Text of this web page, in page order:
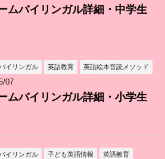
ムバイリンガル詳細・中学生
イリンガル 英語教育 英語絵本音読メソッド
07
ムバイリンガル詳細・小学生
イリンガル 子ども英語情報 英語教育